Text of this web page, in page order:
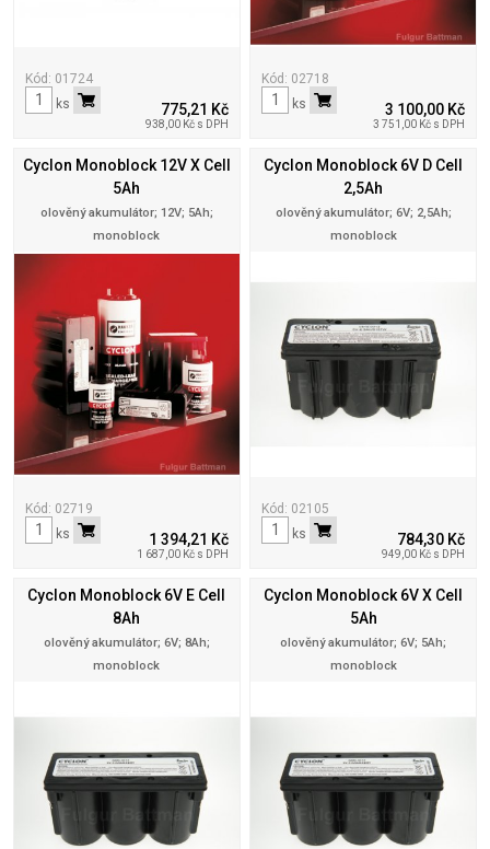
Kód: 01724
775,21 Kč
938,00 Kč s DPH
ks
Kód: 02718
3 100,00 Kč
3 751,00 Kč s DPH
ks
Cyclon Monoblock 12V X Cell
5Ah
olověný akumulátor; 12V; 5Ah;
monoblock
Kód: 02719
1 394,21 Kč
1 687,00 Kč s DPH
ks
Cyclon Monoblock 6V D Cell
2,5Ah
olověný akumulátor; 6V; 2,5Ah;
monoblock
Kód: 02105
784,30 Kč
949,00 Kč s DPH
ks
Cyclon Monoblock 6V E Cell
8Ah
olověný akumulátor; 6V; 8Ah;
monoblock
Cyclon Monoblock 6V X Cell
5Ah
olověný akumulátor; 6V; 5Ah;
monoblock